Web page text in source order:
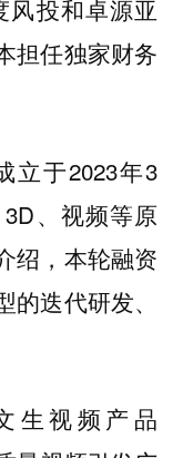
风投和卓源亚
担任独家财务
立于2023年3
、视频等原
绍，本轮融资
迭代研发、
生视频产品